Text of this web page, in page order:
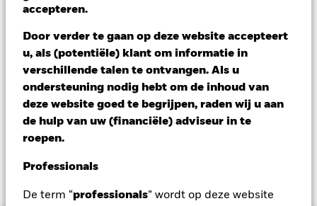
accepteren.
Door verder te gaan op deze website accepteert
u, als (potentiële) klant om informatie in
verschillende talen te ontvangen. Als u
ondersteuning nodig hebt om de inhoud van
deze website goed te begrijpen, raden wij u aan
de hulp van uw (financiële) adviseur in te
roepen.
Professionals
De term “professionals” wordt op deze website
EUR 5,29
Variatie 52wk: 5,19 - 5,30
Verandering NAV 1 dag per 06/aug/2026
EUR 0,00 (0,03%)
Totaalrendement per 06/aug/2026
YTD:
Weighted Av YTM per 06/aug/2026